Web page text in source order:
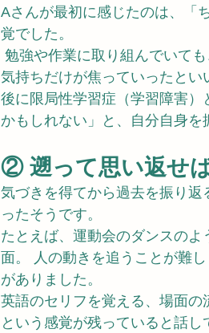
Aさんが最初に感じたのは、「
覚でした。
勉強や作業に取り組んでいて
気持ちだけが焦っていったとい
後に限局性学習症（学習障害
かもしれない」と、自分自身を
② 遡って思い返せ
気づきを得てから過去を振り
ったそうです。
たとえば、運動会のダンスの
面。 人の動きを追うことが難
がありました。
英語のセリフを覚える、場面の
という感覚が残っていると話し